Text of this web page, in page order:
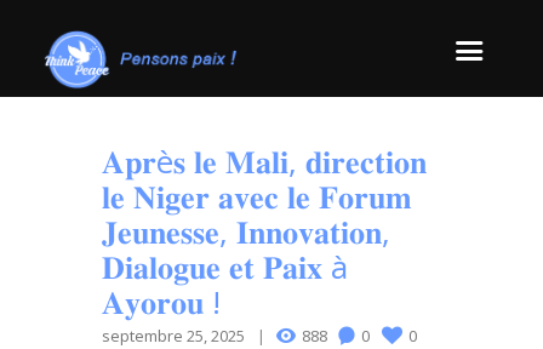
𝐀𝐩𝐫è𝐬 𝐥𝐞 𝐌𝐚𝐥𝐢, 𝐝𝐢𝐫𝐞𝐜𝐭𝐢𝐨𝐧
𝐥𝐞 𝐍𝐢𝐠𝐞𝐫 𝐚𝐯𝐞𝐜 𝐥𝐞 𝐅𝐨𝐫𝐮𝐦
𝐉𝐞𝐮𝐧𝐞𝐬𝐬𝐞, 𝐈𝐧𝐧𝐨𝐯𝐚𝐭𝐢𝐨𝐧,
𝐃𝐢𝐚𝐥𝐨𝐠𝐮𝐞 𝐞𝐭 𝐏𝐚𝐢𝐱 à
𝐀𝐲𝐨𝐫𝐨𝐮 !
septembre 25, 2025 888 0 0